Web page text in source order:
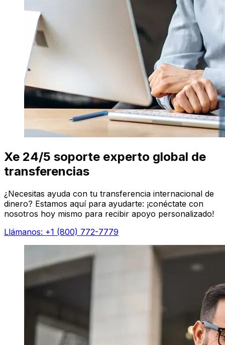
Xe 24/5 soporte experto global de
transferencias
¿Necesitas ayuda con tu transferencia internacional de
dinero? Estamos aquí para ayudarte: ¡conéctate con
nosotros hoy mismo para recibir apoyo personalizado!
Llámanos: +1 (800) 772-7779